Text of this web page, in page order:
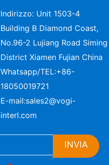
Indirizzo: Unit 1503-4
Building B Diamond Coast,
No.96-2 Lujiang Road Siming
District Xiamen Fujian China
Whatsapp/TEL:+86-
18050019721
E-mail:sales2@vogi-
interl.com
INVIA